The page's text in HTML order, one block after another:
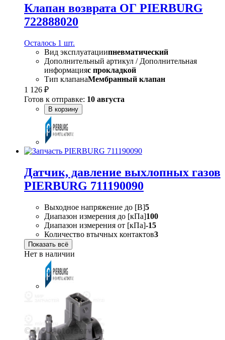
Клапан возврата ОГ PIERBURG
722888020
Осталось 1 шт.
Вид эксплуатациипневматический
Дополнительный артикул / Дополнительная
информацияс прокладкой
Тип клапанаМембранный клапан
1 126 ₽
Готов к отправке: 10 августа
В корзину
Датчик, давление выхлопных газов
PIERBURG 711190090
Выходное напряжение до [В]5
Диапазон измерения до [кПа]100
Диапазон измерения от [кПа]-15
Количество втычных контактов3
Показать всё
Нет в наличии